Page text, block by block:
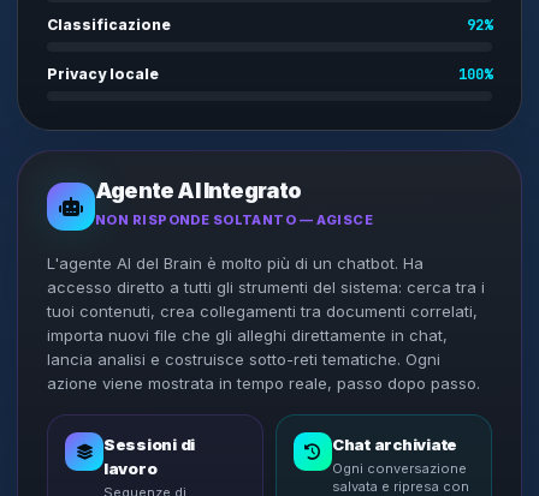
Classificazione 92%
Privacy locale 100%
Agente AI Integrato
NON RISPONDE SOLTANTO — AGISCE
L'agente AI del Brain è molto più di un chatbot. Ha
accesso diretto a tutti gli strumenti del sistema: cerca tra i
tuoi contenuti, crea collegamenti tra documenti correlati,
importa nuovi file che gli alleghi direttamente in chat,
lancia analisi e costruisce sotto-reti tematiche. Ogni
azione viene mostrata in tempo reale, passo dopo passo.
Sessioni di
lavoro
Sequenze di
Chat archiviate
Ogni conversazione
salvata e ripresa con